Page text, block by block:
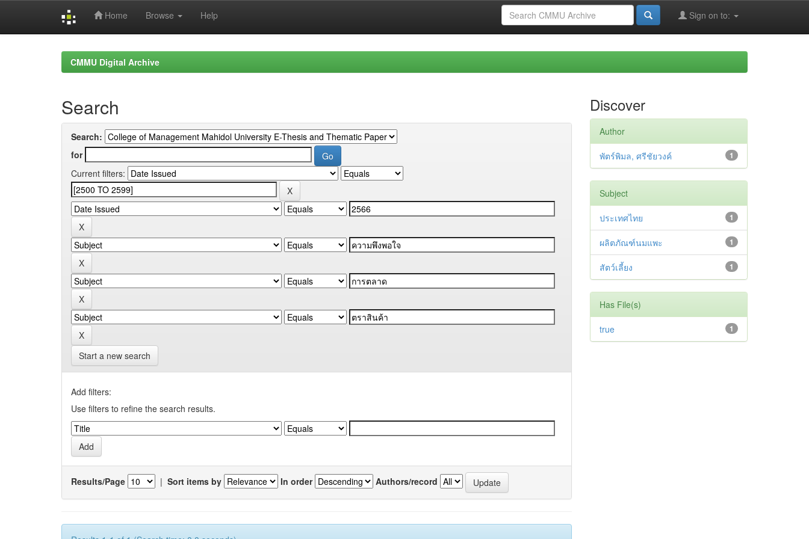
Home Browse Help Sign on to:
CMMU Digital Archive
Search
Search:
for
Current filters:
Start a new search
Add filters:
Use filters to refine the search results.
Results/Page | Sort items by In order Authors/record
Discover
Author
1
พัตร์พิมล, ศรีชัยวงค์
Subject
1
ประเทศไทย
1
ผลิตภัณฑ์นมแพะ
1
สัตว์เลี้ยง
Has File(s)
1
true